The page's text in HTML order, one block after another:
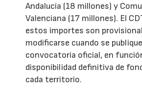
Andalucía (18 millones) y
Valenciana (17 millones). El
estos importes son
modificarse cuando se
convocatoria oficial, en
disponibilidad definitiva de
cada territorio.